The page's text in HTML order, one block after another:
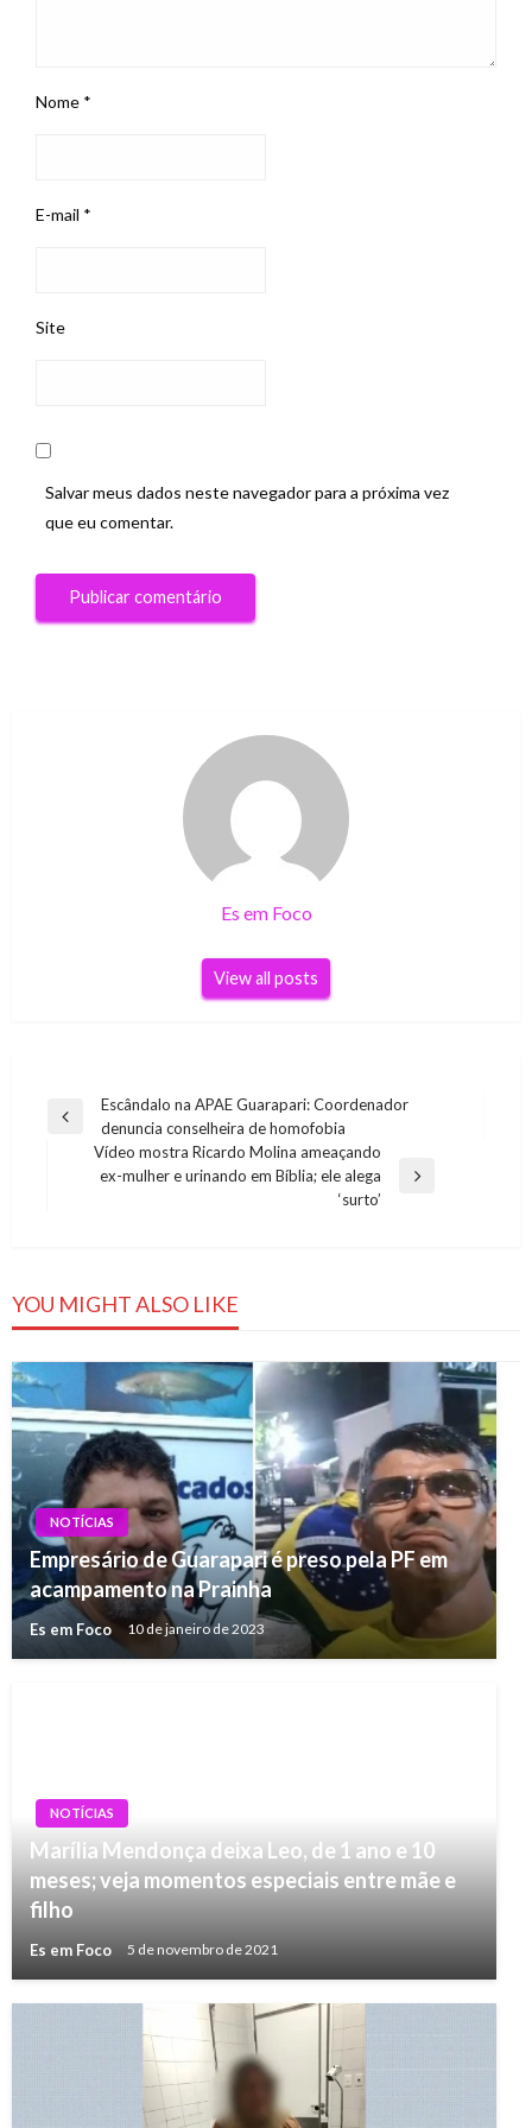
Nome *
E-mail *
Site
Salvar meus dados neste navegador para a próxima vez
que eu comentar.
Es em Foco
View all posts
Navegação
Previous
Escândalo na APAE Guarapari: Coordenador
denuncia conselheira de homofobia
Next
Vídeo mostra Ricardo Molina ameaçando
ex-mulher e urinando em Bíblia; ele alega
‘surto’
YOU MIGHT ALSO LIKE
NOTÍCIAS
Empresário de Guarapari é preso pela PF em
acampamento na Prainha
Es em Foco 10 de janeiro de 2023
NOTÍCIAS
Marília Mendonça deixa Leo, de 1 ano e 10
meses; veja momentos especiais entre mãe e
filho
Es em Foco 5 de novembro de 2021